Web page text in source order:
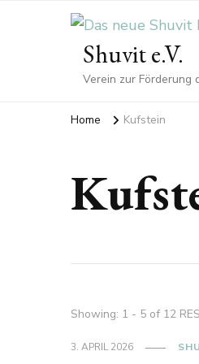
Shuvit e.V.
Verein zur Förderung
Home Kufstein
Showing: 1 - 5 of 12
3. APRIL 2026